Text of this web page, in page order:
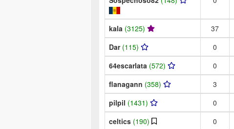
kala (3125) 37
Dar (115) 0
64escarlata (572) 0
flanagann (358) 3
pilpil (1431) 0
celtics (190) 0